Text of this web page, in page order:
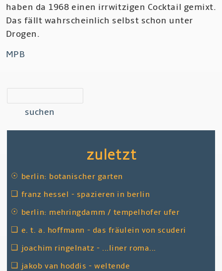
notizen
haben da 1968 einen irrwitzigen Cocktail gemixt.
Das fällt wahrscheinlich selbst schon unter
Drogen.
MPB
zuletzt
☉ berlin: botanischer garten
❑ franz hessel - spazieren in berlin
☉ berlin: mehringdamm / tempelhofer ufer
❑ e. t. a. hoffmann - das fräulein von scuderi
❑ joachim ringelnatz - ...liner roma...
❑ jakob van hoddis - weltende